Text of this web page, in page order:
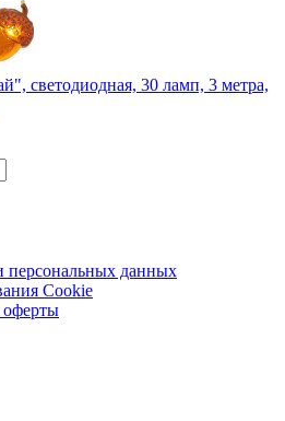
светодиодная, 30 ламп, 3 метра,
персональных данных
Cookie
оферты